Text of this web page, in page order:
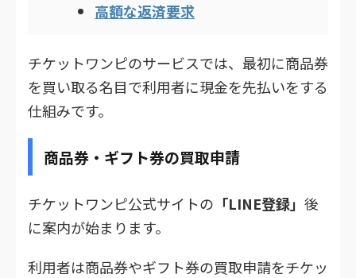
高額な返済要求
チケットワンピのサービスでは、最初に商品券
を買い取る名目で利用者に現金を先払いをする
仕組みです。
商品券・ギフト券の買取申請
チケットワンピ公式サイトの 「LINE登録」 後
に案内が始まります。
利用者は商品券やギフト券の買取申請をチケッ